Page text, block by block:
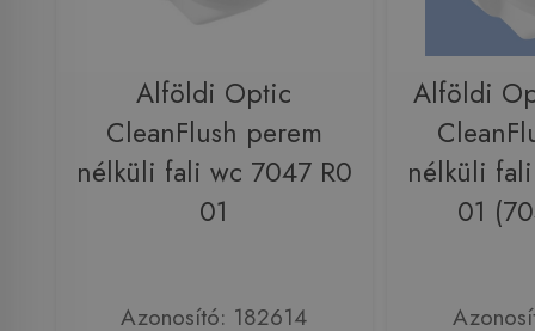
Alföldi Optic
CleanFlush perem
nélküli fali wc 7047 R0
01
Azonosító: 182614
Alföldi
nélküli
01